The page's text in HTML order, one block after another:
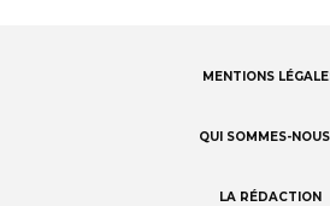
MENTIONS
QUI SOMMES-
LA RÉDACTION